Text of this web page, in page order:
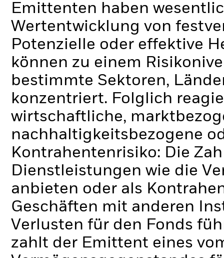
Emittenten haben
Wertentwicklung von
Potenzielle oder effektive
können zu einem
bestimmte Sektoren,
konzentriert. Folglich
wirtschaftliche,
nachhaltigkeitsbezogene
Kontrahentenrisiko: Die
Dienstleistungen wie die
anbieten oder als
Geschäften mit anderen
Verlusten für den Fonds
zahlt der Emittent eines